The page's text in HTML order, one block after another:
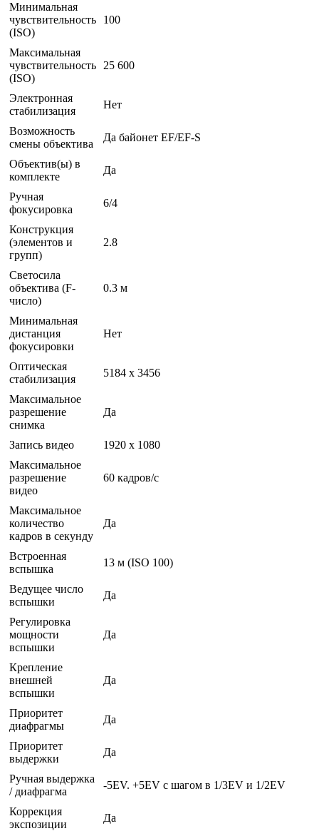
Минимальная
чувствительность
(ISO)
100
Максимальная
чувствительность
(ISO)
25 600
Электронная
стабилизация
Нет
Возможность
смены объектива
Да байонет EF/EF-S
Объектив(ы) в
комплекте
Да
Ручная
фокусировка
6/4
Конструкция
(элементов и
групп)
2.8
Светосила
объектива (F-
число)
0.3 м
Минимальная
дистанция
фокусировки
Нет
Оптическая
стабилизация
5184 x 3456
Максимальное
разрешение
снимка
Да
Запись видео
1920 x 1080
Максимальное
разрешение
видео
60 кадров/с
Максимальное
количество
кадров в секунду
Да
Встроенная
вспышка
13 м (ISO 100)
Ведущее число
вспышки
Да
Регулировка
мощности
вспышки
Да
Крепление
внешней
вспышки
Да
Приоритет
диафрагмы
Да
Приоритет
выдержки
Да
Ручная выдержка
/ диафрагма
-5EV. +5EV с шагом в 1/3EV и 1/2EV
Коррекция
экспозиции
Да